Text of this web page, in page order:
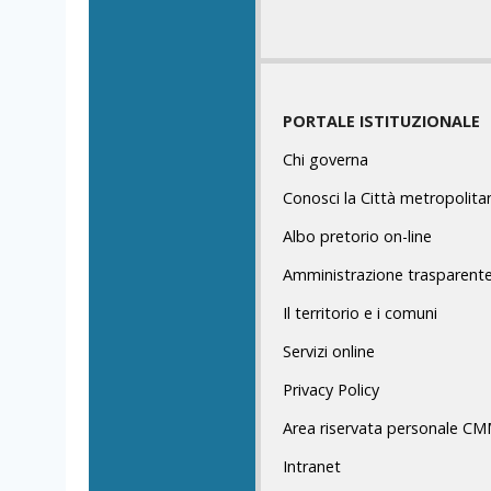
PORTALE ISTITUZIONALE
Chi governa
Conosci la Città
Albo pretorio on-line
Amministrazione trasparente
Il territorio e i comuni
Servizi online
Privacy Policy
Area riservata personale
Intranet